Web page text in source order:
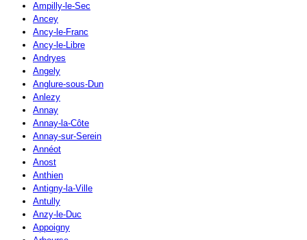
Ampilly-le-Sec
Ancey
Ancy-le-Franc
Ancy-le-Libre
Andryes
Angely
Anglure-sous-Dun
Anlezy
Annay
Annay-la-Côte
Annay-sur-Serein
Annéot
Anost
Anthien
Antigny-la-Ville
Antully
Anzy-le-Duc
Appoigny